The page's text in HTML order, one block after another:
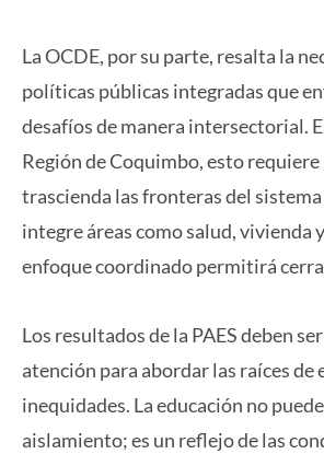
La OCDE, por su parte, resalta la
políticas públicas integradas que
desafíos de manera intersectorial.
Región de Coquimbo, esto
trascienda las fronteras del
integre áreas como salud, vivienda
enfoque coordinado permitirá
Los resultados de la PAES deben
atención para abordar las raíces de
inequidades. La educación no
aislamiento; es un reflejo de las